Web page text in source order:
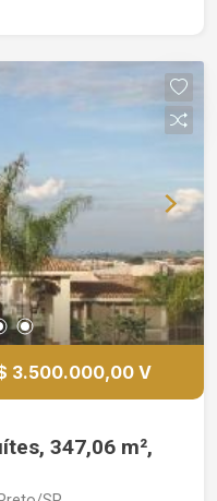
3.500.000,00 V
347,06 m²,